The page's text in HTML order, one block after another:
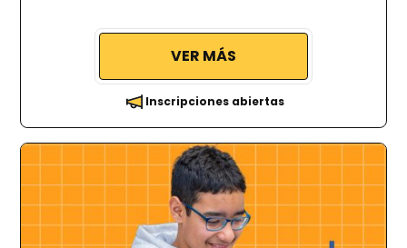
VER MÁS
Inscripciones abiertas